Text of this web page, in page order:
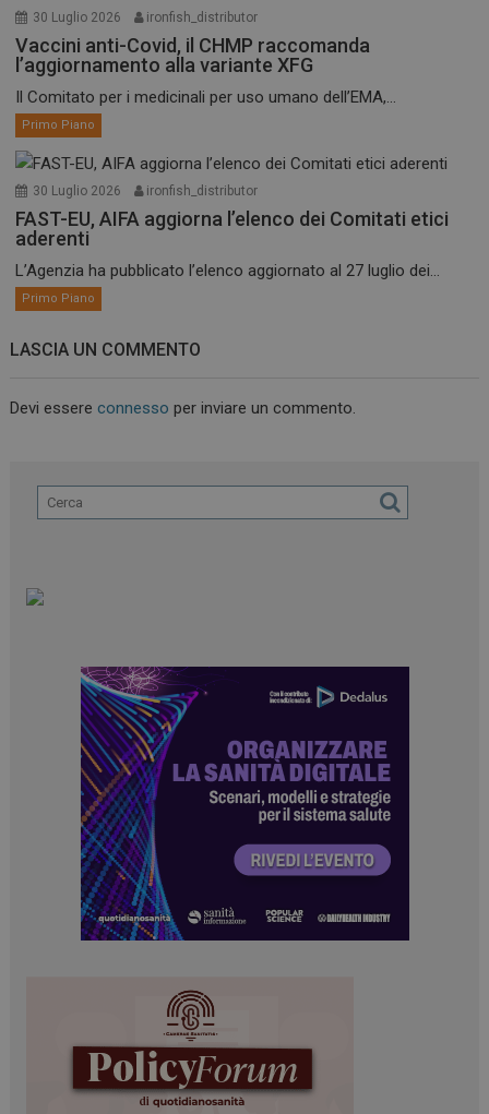
30 Luglio 2026 ironfish_distributor
Vaccini anti-Covid, il CHMP raccomanda
l’aggiornamento alla variante XFG
Il Comitato per i medicinali per uso umano dell’EMA,...
Primo Piano
30 Luglio 2026 ironfish_distributor
FAST-EU, AIFA aggiorna l’elenco dei Comitati etici
aderenti
L’Agenzia ha pubblicato l’elenco aggiornato al 27 luglio dei...
Primo Piano
LASCIA UN COMMENTO
Devi essereconnesso per inviare un commento.